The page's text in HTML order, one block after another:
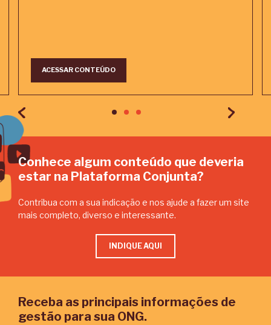
ACESSAR CONTEÚDO
Conhece algum conteúdo que deveria
estar na Plataforma Conjunta?
Contribua com a sua indicação e nos ajude a fazer um site
mais completo, diverso e interessante.
INDIQUE AQUI
Receba as principais informações de
gestão para sua ONG.